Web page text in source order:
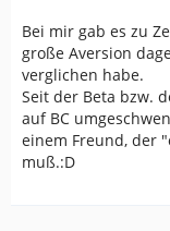
Bei mir gab es zu
große Aversion
verglichen habe.
Seit der Beta bzw.
auf BC
einem Freund, der
muß.:D